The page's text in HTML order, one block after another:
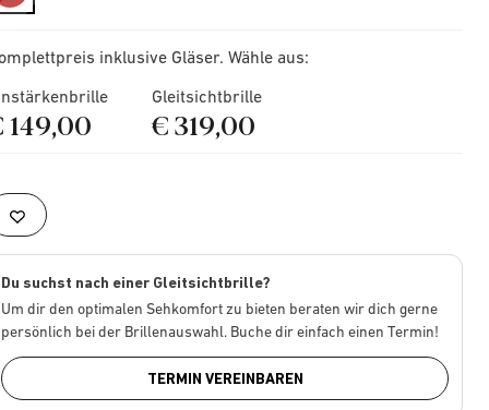
selected
inklusive Gläser. Wähle aus:
149,00
Gleitsichtbrille
€ 319,00
Du suchst nach einer Gleitsichtbrille?
Um dir den optimalen Sehkomfort zu bieten beraten wir dich gerne
persönlich bei der Brillenauswahl. Buche dir einfach einen Termin!
TERMIN VEREINBAREN